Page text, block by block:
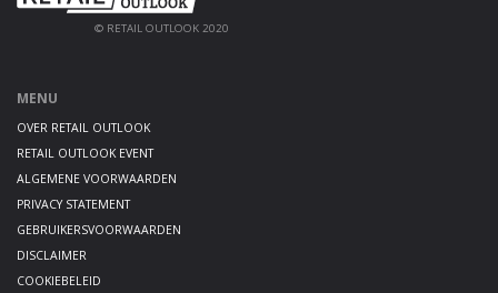
© RETAIL OUTLOOK 2020
MENU
OVER RETAIL OUTLOOK
RETAIL OUTLOOK EVENT
ALGEMENE VOORWAARDEN
PRIVACY STATEMENT
GEBRUIKERSVOORWAARDEN
DISCLAIMER
COOKIEBELEID